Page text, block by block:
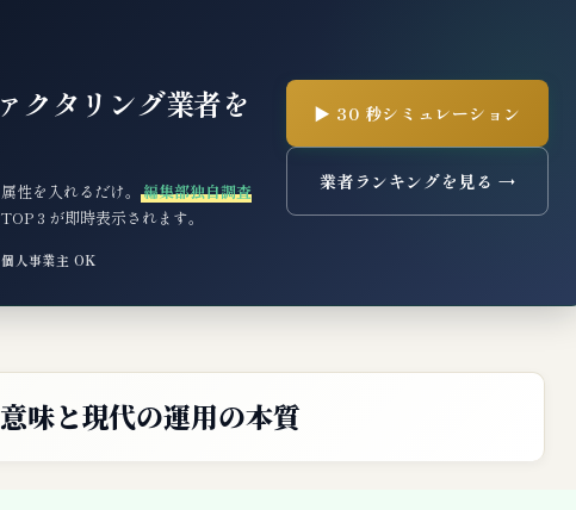
クタリング業者を
性を入れるだけ。 編集部独自調査
3 が即時表示されます。
人事業主 OK
▶ 30 秒シミュレーション
業者ランキングを見る →
味と現代の運用の本質